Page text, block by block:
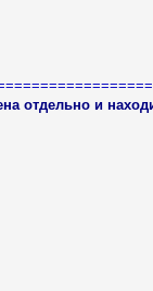
отдельно и